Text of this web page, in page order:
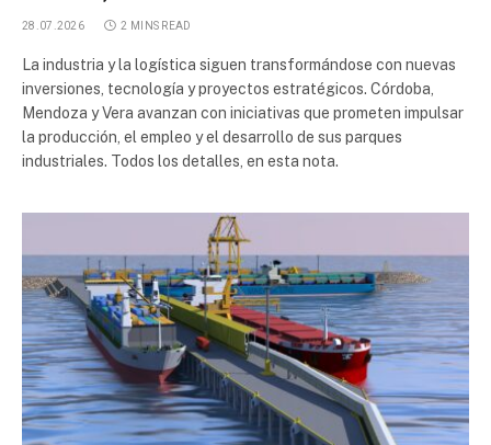
Parque Industrial Río Cuarto
Parque Industrial Pergamino
Parque Industrial Neuquén
Parque Industrial Plottier
Plaza Industrial Escobar
Parque industrial Pilar
28.07.2026 2 MINS READ
La industria y la logística siguen transformándose con nuevas
inversiones, tecnología y proyectos estratégicos. Córdoba,
Mendoza y Vera avanzan con iniciativas que prometen impulsar
la producción, el empleo y el desarrollo de sus parques
industriales. Todos los detalles, en esta nota.